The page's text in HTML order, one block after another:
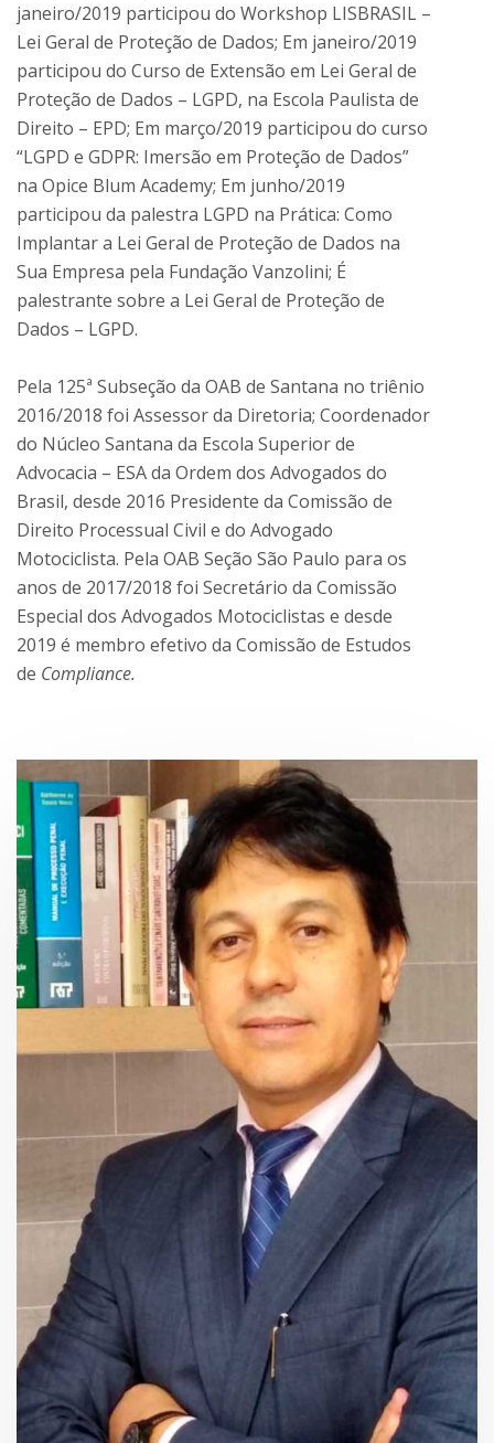
janeiro/2019 participou do Workshop LISBRASIL –
Lei Geral de Proteção de Dados; Em janeiro/2019
participou do Curso de Extensão em Lei Geral de
Proteção de Dados – LGPD, na Escola Paulista de
Direito – EPD; Em março/2019 participou do curso
“LGPD e GDPR: Imersão em Proteção de Dados”
na Opice Blum Academy; Em junho/2019
participou da palestra LGPD na Prática: Como
Implantar a Lei Geral de Proteção de Dados na
Sua Empresa pela Fundação Vanzolini; É
palestrante sobre a Lei Geral de Proteção de
Dados – LGPD.
Pela 125ª Subseção da OAB de Santana no triênio
2016/2018 foi Assessor da Diretoria; Coordenador
do Núcleo Santana da Escola Superior de
Advocacia – ESA da Ordem dos Advogados do
Brasil, desde 2016 Presidente da Comissão de
Direito Processual Civil e do Advogado
Motociclista. Pela OAB Seção São Paulo para os
anos de 2017/2018 foi Secretário da Comissão
Especial dos Advogados Motociclistas e desde
2019 é membro efetivo da Comissão de Estudos
de Compliance.